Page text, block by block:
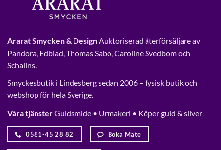
Ararat Smycken & DesignAuktoriserad återförsäljare av
Pandora, Edblad, Thomas Sabo, Caroline Svedbom och
Schalins.
Smyckesbutik i Lindesberg sedan 2006 – fysisk butik och
webshop för hela Sverige.
Våra tjänsterGuldsmide • Urmakeri • Köper guld & silver
0581-45 28 82 Boka Mäte